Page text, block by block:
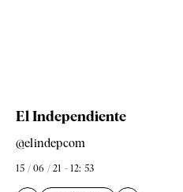
El Independiente
@elindepcom
15 / 06 / 21 - 12: 53